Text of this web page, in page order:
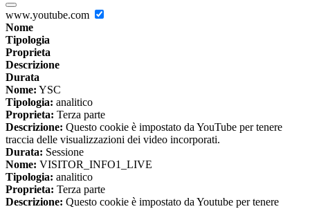
www.youtube.com
Nome
Tipologia
Proprieta
Descrizione
Durata
Nome: YSC
Tipologia: analitico
Proprieta: Terza parte
Descrizione: Questo cookie è impostato da YouTube per tenere
traccia delle visualizzazioni dei video incorporati.
Durata: Sessione
Nome: VISITOR_INFO1_LIVE
Tipologia: analitico
Proprieta: Terza parte
Descrizione: Questo cookie è impostato da Youtube per tenere